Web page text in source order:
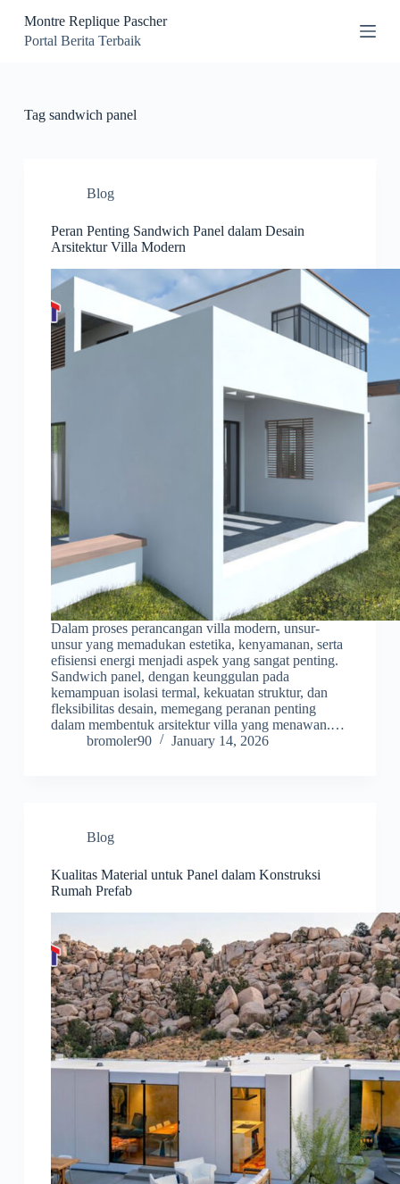
S
k
Montre Replique Pascher
Portal Berita Terbaik
Tagsandwich panel
Blog
Peran Penting Sandwich Panel dalam Desain
Arsitektur Villa Modern
Dalam proses perancangan villa modern, unsur-
unsur yang memadukan estetika, kenyamanan, serta
efisiensi energi menjadi aspek yang sangat penting.
Sandwich panel, dengan keunggulan pada
kemampuan isolasi termal, kekuatan struktur, dan
fleksibilitas desain, memegang peranan penting
dalam membentuk arsitektur villa yang menawan.…
bromoler90
January 14, 2026
Blog
Kualitas Material untuk Panel dalam Konstruksi
Rumah Prefab